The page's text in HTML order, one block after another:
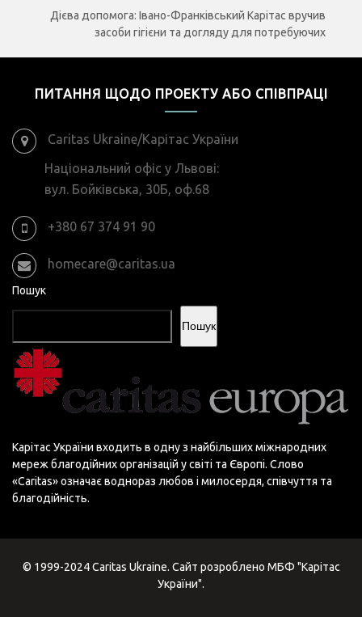
Дієва допомога: Івано-Франківський Карітас вручив
засоби гігієни та догляду для потребуючих
ПИТАННЯ ЩОДО ПРОЕКТУ АБО СПІВПРАЦІ
Caritas Ukraine/Карітас України
Національний офіс у Львові:
вул. Бойківська, 30Б, оф.68
+380 67 374 91 90
homecare@caritas.ua
Пошук
Пошук
Карітас України входить в одну з найбільших міжнародних
мереж благодійних організацій у світі та Європі. Слово
«Сaritas» означає воднораз любов і милосердя, співчуття та
благодійність.
© 1999-2024 Caritas Ukraine. Сайт розроблено МБФ "Карітас
України".